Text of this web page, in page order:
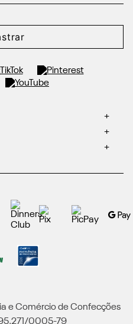
+
+
+
e Comércio de Confecções
0005-79